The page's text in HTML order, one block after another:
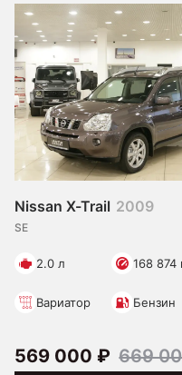
Nissan X-Trail 2009
SE
2.0 л 168 874
Вариатор Бензин
569 000 ₽ 669